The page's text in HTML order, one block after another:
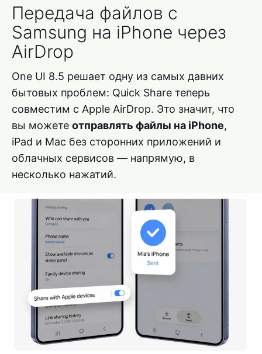
Передача файлов с
Samsung на iPhone через
AirDrop
One UI 8.5 решает одну из самых давних
бытовых проблем: Quick Share теперь
совместим с Apple AirDrop. Это значит, что
вы можете отправлять файлы на iPhone,
iPad и Mac без сторонних приложений и
облачных сервисов — напрямую, в
несколько нажатий.